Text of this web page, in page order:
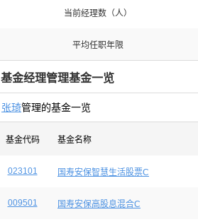
当前经理数（人）
平均任职年限
基金经理管理基金一览
张琦管理的基金一览
基金代码 基金名称
023101 国寿安保智慧生活股票C
009501 国寿安保高股息混合C